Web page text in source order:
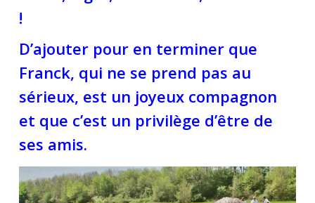
!
D’ajouter pour en terminer que
Franck, qui ne se prend pas au
sérieux, est un joyeux compagnon
et que c’est un privilège d’être de
ses amis.